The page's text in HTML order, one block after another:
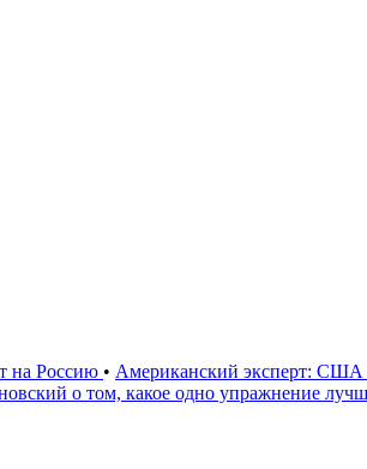
на Россию • Американский эксперт:
о том, какое одно упражнение